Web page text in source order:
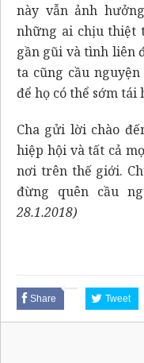
này vẫn ảnh
những ai chịu thiệt
gần gũi và tình liên
ta cũng cầu
để họ có thể sớm tái
Cha gửi lời chào
hiệp hội và tất cả
nơi trên thế giới.
đừng quên cầu
28.1.2018)
Share Tweet